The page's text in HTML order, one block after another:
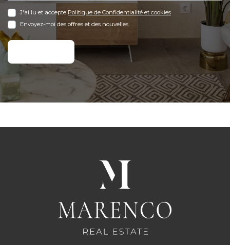
J'ai lu et accepte Politique de Confidentialité et cookies
Envoyez-moi des offres et des nouvelles